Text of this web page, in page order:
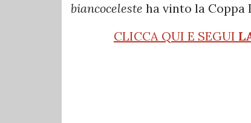
biancoceleste ha vinto la Coppa
CLICCA QUI E SEGUI